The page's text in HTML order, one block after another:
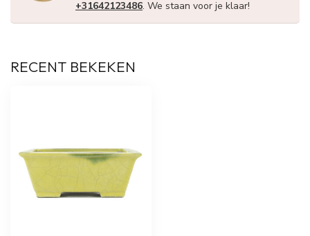
+31642123486. We staan voor je klaar!
RECENT BEKEKEN